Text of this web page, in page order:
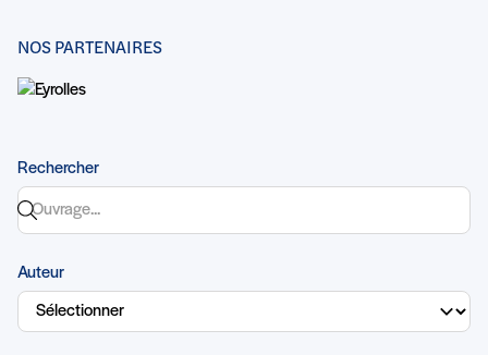
NOS PARTENAIRES
Rechercher
Auteur